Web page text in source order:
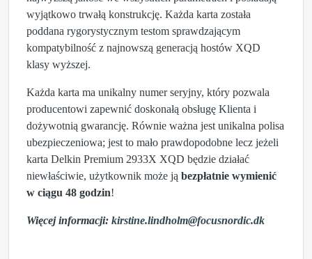
wyjątkowo trwałą konstrukcję. Każda karta została
poddana rygorystycznym testom sprawdzającym
kompatybilność z najnowszą generacją hostów XQD
klasy wyższej.
Każda karta ma unikalny numer seryjny, który pozwala
producentowi zapewnić doskonałą obsługę Klienta i
dożywotnią gwarancję. Równie ważna jest unikalna polisa
ubezpieczeniowa; jest to mało prawdopodobne lecz jeżeli
karta Delkin Premium 2933X XQD będzie działać
niewłaściwie, użytkownik może ją bezpłatnie wymienić
w ciągu 48 godzin!
Więcej informacji: kirstine.lindholm@focusnordic.dk